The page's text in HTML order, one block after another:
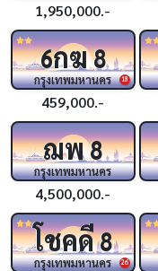
1,950,000.-
18
6กฆ8
กรุงเทพมหานคร
459,000.-
ฌพ8
กรุงเทพมหานคร
4,500,000.-
26
โชคดี8
กรุงเทพมหานคร